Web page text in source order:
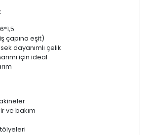
çapına eşit)
dayanımlı çelik
için ideal
ve bakım